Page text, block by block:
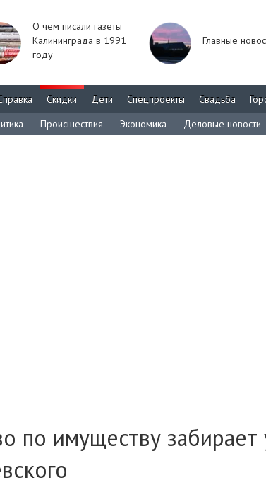
О чём писали газеты
Калининграда в 1991
году
Главные
Скидки Дети Спецпроекты Свадьба
Происшествия Экономика Деловые новости
по имуществу забирает